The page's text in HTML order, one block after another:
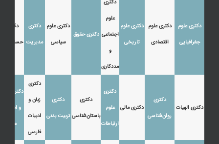
دکتری علوم
جغرافیایی
دکتری علوم
اقتصادی
دکتری علوم
تاریخی
دکتری
علوم
اجتماعی
و
مددکاری
دکتری حقوق
دکتری علوم
سیاسی
دکتری
مدیریت
دکتری
حسابداری
دکتری الهیات
دکتری
روان‌شناسی
دکتری مالی
دکتری
علوم
ارتباطات
دکتری
باستان‌شناسی
دکتری
تربیت بدنی
دکتری
زبان و
ادبیات
فارسی
دکتری زبان
و ادبیات
عرب